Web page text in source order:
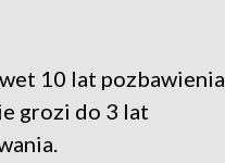
10 lat pozbawienia
grozi do 3 lat